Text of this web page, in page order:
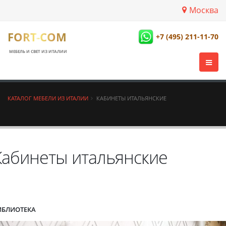
Москва
FORT-COM
МЕБЕЛЬ И СВЕТ ИЗ ИТАЛИИ
+7 (495) 211-11-70
КАТАЛОГ МЕБЕЛИ ИЗ ИТАЛИИ КАБИНЕТЫ ИТАЛЬЯНСКИЕ
итальянские